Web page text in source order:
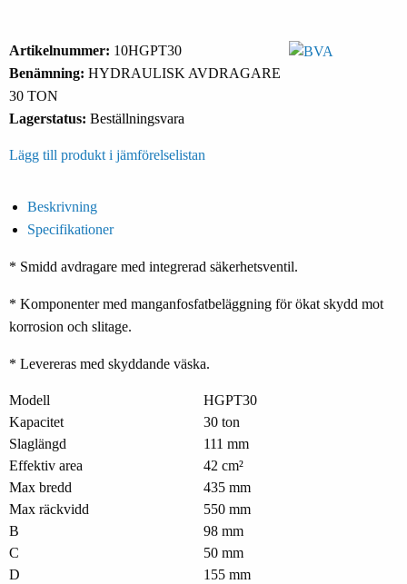
Artikelnummer: 10HGPT30
Benämning: HYDRAULISK AVDRAGARE
30 TON
Lagerstatus: Beställningsvara
Lägg till produkt i jämförelselistan
Beskrivning
Specifikationer
* Smidd avdragare med integrerad säkerhetsventil.
* Komponenter med manganfosfatbeläggning för ökat skydd mot
korrosion och slitage.
* Levereras med skyddande väska.
Modell
HGPT30
Kapacitet
30 ton
Slaglängd
111 mm
Effektiv area
42 cm²
Max bredd
435 mm
Max räckvidd
550 mm
B
98 mm
C
50 mm
D
155 mm